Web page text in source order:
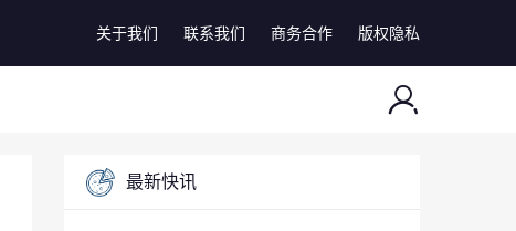
关于我们 联系我们 商务合作 版权隐私
最新快讯